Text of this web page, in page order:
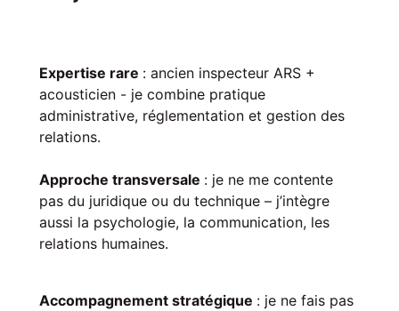
Expertise rare : ancien inspecteur ARS +
acousticien - je combine pratique
administrative, réglementation et gestion des
relations.
Approche transversale : je ne me contente
pas du juridique ou du technique – j’intègre
aussi la psychologie, la communication, les
relations humaines.
Accompagnement stratégique : je ne fais pas